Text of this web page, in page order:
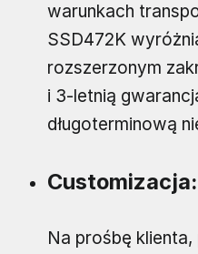
warunkach
SSD472K
rozszerzonym
i 3-letnią
długoterminową
Customizacja:
Na prośbę